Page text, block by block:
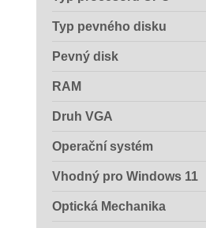
Typ pevného disku
Pevný disk
RAM
Druh VGA
Operační systém
Vhodný pro Windows 11
Optická Mechanika